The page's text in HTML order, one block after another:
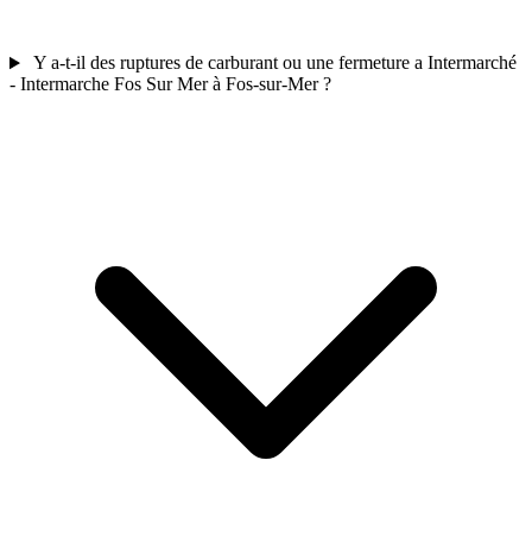
Y a-t-il des ruptures de carburant ou une fermeture a Intermarché
- Intermarche Fos Sur Mer à Fos-sur-Mer ?